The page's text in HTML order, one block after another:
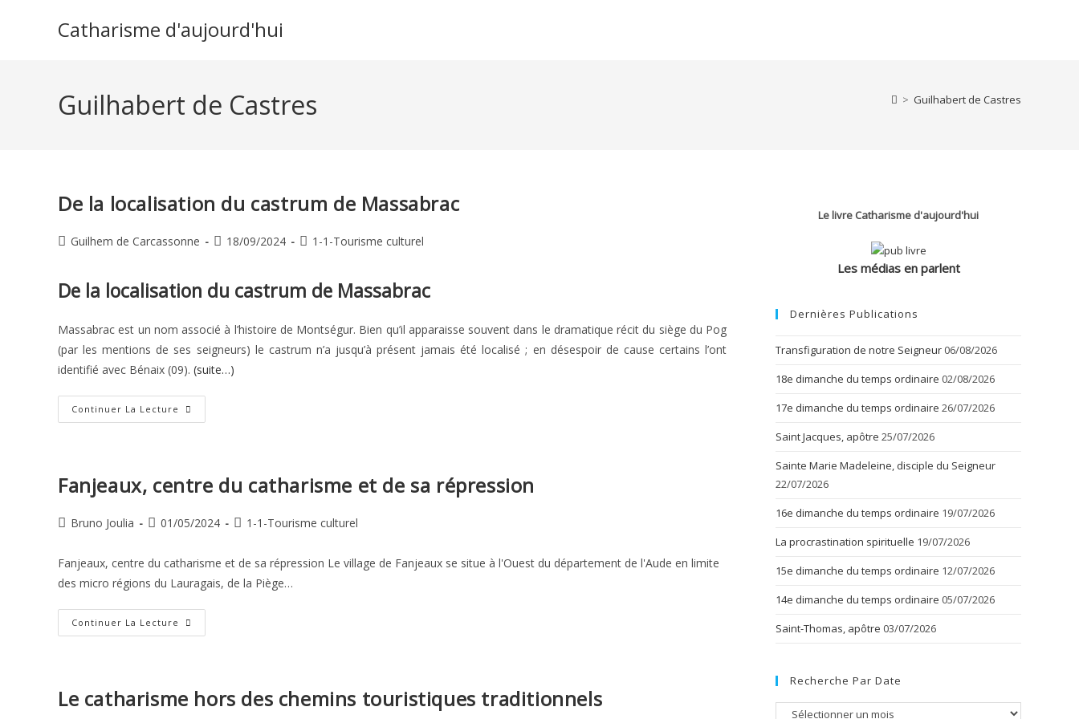
Catharisme d'aujourd'hui
Guilhabert de Castres > Guilhabert de Castres
De la localisation du castrum de Massabrac
Auteur/autrice
publication :
Guilhem de Carcassonne
Publication
18/09/2024
Post1-1-Tourisme culturel
De la localisation du castrum de Massabrac
Massabrac est un nom associé à l’histoire de Montségur. Bien qu’il apparaisse souvent dans le dramatique récit du siège du Pog
(par les mentions de ses seigneurs) le castrum n’a jusqu’à présent jamais été localisé ; en désespoir de cause certains l’ont
identifié avec Bénaix (09). (suite…)
Continuer La Lecture De
La
Massabrac
Fanjeaux, centre du catharisme et de sa répression
Auteur/autrice
la
publication :
Bruno Joulia
Publication
01/05/2024
Post1-1-Tourisme culturel
Fanjeaux, centre du catharisme et de sa répression Le village de Fanjeaux se situe à l'Ouest du département de l'Aude en limite
des micro régions du Lauragais, de la Piège…
Continuer La Lecture Fanjeaux,
Centre
Répression
Le catharisme hors des chemins touristiques traditionnels
Le livre Catharisme d'aujourd'hui
Les médias en parlent
Dernières Publications
Transfiguration de notre Seigneur 06/08/2026
18e dimanche du temps ordinaire 02/08/2026
17e dimanche du temps ordinaire 26/07/2026
Saint Jacques, apôtre 25/07/2026
Sainte Marie Madeleine, disciple du Seigneur
22/07/2026
16e dimanche du temps ordinaire 19/07/2026
La procrastination spirituelle 19/07/2026
15e dimanche du temps ordinaire 12/07/2026
14e dimanche du temps ordinaire 05/07/2026
Saint-Thomas, apôtre 03/07/2026
Recherche Par Date
Recherche